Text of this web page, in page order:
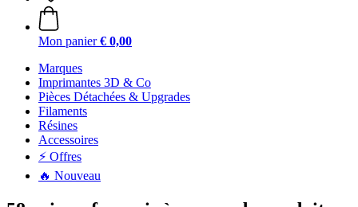
Mon panier € 0,00
Marques
Imprimantes 3D & Co
Pièces Détachées & Upgrades
Filaments
Résines
Accessoires
⚡ Offres
🔥 Nouveau